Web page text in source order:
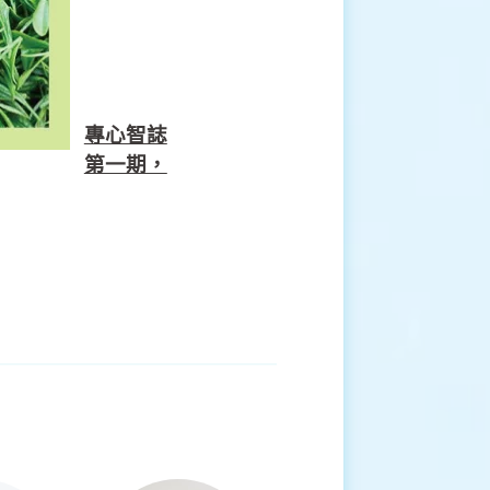
專心智誌
第一期，